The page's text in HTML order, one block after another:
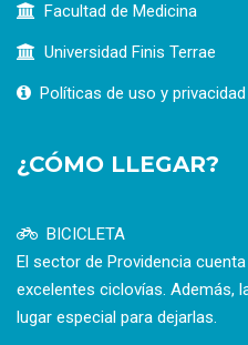
Facultad de Medicina
Universidad Finis Terrae
Políticas de uso y privacidad
¿CÓMO LLEGAR?
BICICLETA
El sector de Providencia
excelentes ciclovías. Además,
lugar especial para dejarlas.